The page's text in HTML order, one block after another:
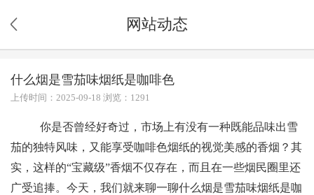
网站动态
什么烟是雪茄味烟纸是咖啡色
上传时间：2025-09-18 浏览：1291
你是否曾经好奇过，市场上有没有一种既能品味出雪
茄的独特风味，又能享受咖啡色烟纸的视觉美感的香烟？其
实，这样的“宝藏级”香烟不仅存在，而且在一些烟民圈里还
广受追捧。今天，我们就来聊一聊什么烟是雪茄味烟纸是咖